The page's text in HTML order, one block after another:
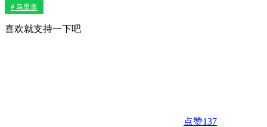
# 马里奥
喜欢就支持一下吧
点赞137